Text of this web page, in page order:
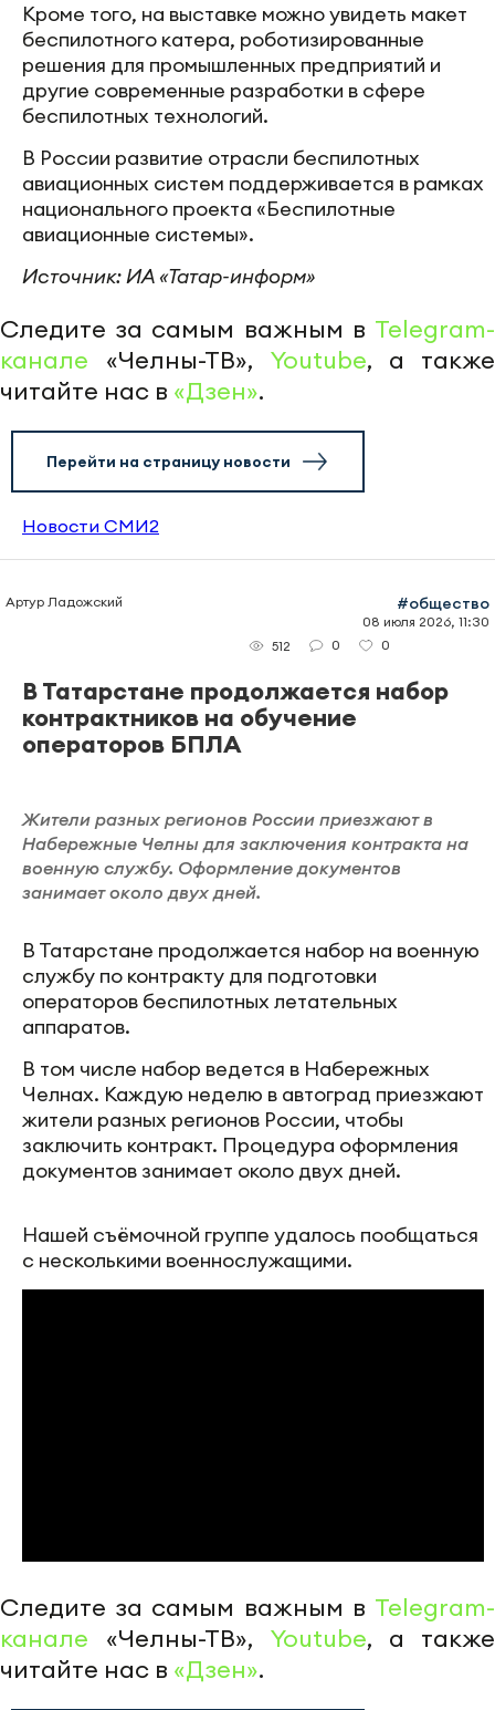
Кроме того, на выставке можно увидеть макет
беспилотного катера, роботизированные
решения для промышленных предприятий и
другие современные разработки в сфере
беспилотных технологий.
В России развитие отрасли беспилотных
авиационных систем поддерживается в рамках
национального проекта «Беспилотные
авиационные системы».
Источник: ИА «Татар-информ»
Следите за самым важным в Telegram-
канале «Челны-ТВ», Youtube, а также
читайте нас в «Дзен».
Перейти на страницу новости
Новости СМИ2
Артур Ладожский #общество
08 июля 2026, 11:30
512
0 0
В Татарстане продолжается набор
контрактников на обучение
операторов БПЛА
Жители разных регионов России приезжают в
Набережные Челны для заключения контракта на
военную службу. Оформление документов
занимает около двух дней.
В Татарстане продолжается набор на военную
службу по контракту для подготовки
операторов беспилотных летательных
аппаратов.
В том числе набор ведется в Набережных
Челнах. Каждую неделю в автоград приезжают
жители разных регионов России, чтобы
заключить контракт. Процедура оформления
документов занимает около двух дней.
Нашей съёмочной группе удалось пообщаться
с несколькими военнослужащими.
Следите за самым важным в Telegram-
канале «Челны-ТВ», Youtube, а также
читайте нас в «Дзен».